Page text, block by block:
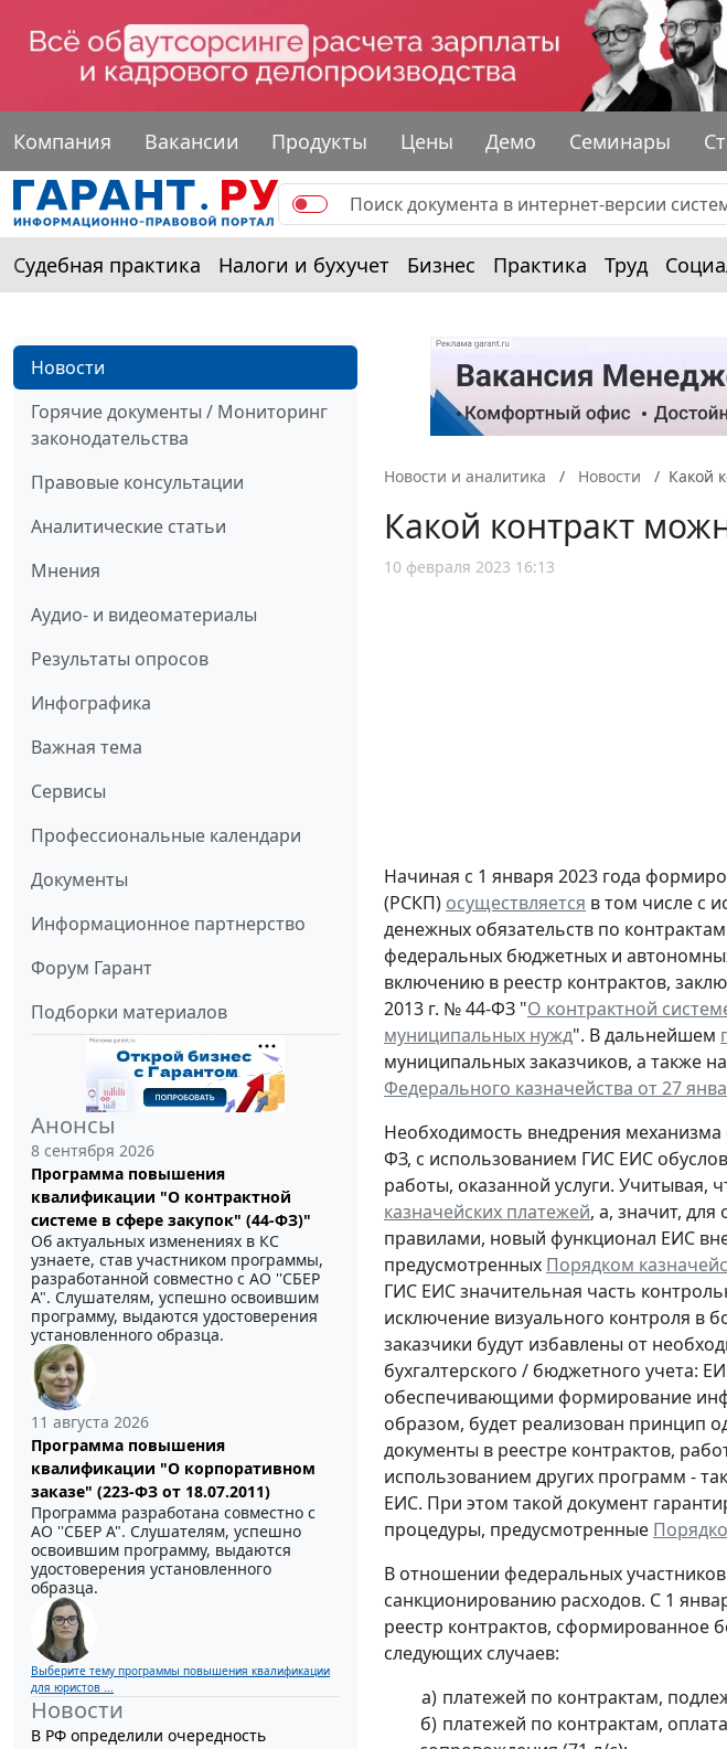
Компания Вакансии Продукты Цены Демо Семинары
Судебная практика Налоги и бухучет Бизнес Практика Труд
Новости
Горячие документы / Мониторинг
законодательства
Правовые консультации
Аналитические статьи
Мнения
Аудио- и видеоматериалы
Результаты опросов
Инфографика
Важная тема
Сервисы
Профессиональные календари
Документы
Информационное партнерство
Форум Гарант
Подборки материалов
Анонсы
8 сентября 2026
Программа повышения
квалификации "О контрактной
системе в сфере закупок" (44-ФЗ)"
Об актуальных изменениях в КС
узнаете, став участником программы,
разработанной совместно с АО ''СБЕР
А". Слушателям, успешно освоившим
программу, выдаются удостоверения
установленного образца.
11 августа 2026
Программа повышения
квалификации "О корпоративном
заказе" (223-ФЗ от 18.07.2011)
Программа разработана совместно с
АО ''СБЕР А". Слушателям, успешно
освоившим программу, выдаются
удостоверения установленного
образца.
Выберите тему программы повышения квалификации
для юристов ...
Новости
В РФ определили очередность
Новости и аналитика Новости Какой
Какой контракт
10 февраля 2023 16:13
Начиная с 1 января 2023 года
(РСКП) осуществляется в том числе с
денежных обязательств по контрактам
федеральных бюджетных и
включению в реестр контрактов,
2013 г. № 44-ФЗ "О контрактной
муниципальных нужд". В дальнейшем
муниципальных заказчиков, а также
Федерального казначейства от 27
Необходимость внедрения
ФЗ, с использованием ГИС ЕИС
работы, оказанной услуги. Учитывая,
казначейских платежей, а, значит,
правилами, новый функционал ЕИС
предусмотренных Порядком
ГИС ЕИС значительная часть
исключение визуального контроля в
заказчики будут избавлены от
бухгалтерского / бюджетного учета:
обеспечивающими формирование
образом, будет реализован принцип
документы в реестре контрактов,
использованием других программ -
ЕИС. При этом такой документ
процедуры, предусмотренные
В отношении федеральных
санкционированию расходов. С 1
реестр контрактов, сформированное
следующих случаев:
платежей по контрактам,
платежей по контрактам,